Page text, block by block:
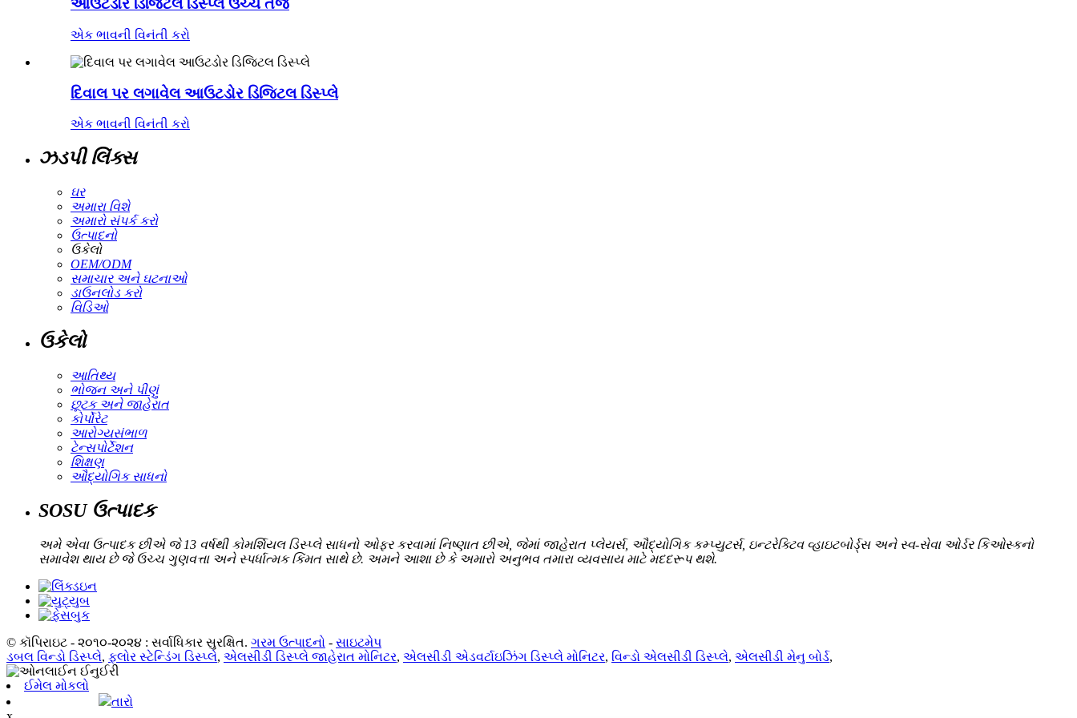
આઉટડોર ડિજિટલ ડિસ્પ્લે ઉચ્ચ તેજ
એક ભાવની વિનંતી કરો
દિવાલ પર લગાવેલ આઉટડોર ડિજિટલ ડિસ્પ્લે
એક ભાવની વિનંતી કરો
ઝડપી લિંક્સ
ઘર
અમારા વિશે
અમારો સંપર્ક કરો
ઉત્પાદનો
ઉકેલો
OEM/ODM
સમાચાર અને ઘટનાઓ
ડાઉનલોડ કરો
વિડિઓ
ઉકેલો
આતિથ્ય
ભોજન અને પીણું
છૂટક અને જાહેરાત
કોર્પોરેટ
આરોગ્યસંભાળ
ટેન્સપોર્ટેશન
શિક્ષણ
ઔદ્યોગિક સાધનો
SOSU ઉત્પાદક
અમે એવા ઉત્પાદક છીએ જે 13 વર્ષથી કોમર્શિયલ ડિસ્પ્લે સાધનો ઓફર કરવામાં નિષ્ણાત છીએ, જેમાં જાહેરાત પ્લેયર્સ, ઔદ્યોગિક કમ્પ્યુટર્સ, ઇન્ટરેક્ટિવ વ્હાઇટબોર્ડ્સ અને સ્વ-સેવા ઓર્ડર કિઓસ્કનો
સમાવેશ થાય છે જે ઉચ્ચ ગુણવત્તા અને સ્પર્ધાત્મક કિંમત સાથે છે. અમને આશા છે કે અમારો અનુભવ તમારા વ્યવસાય માટે મદદરૂપ થશે.
© કૉપિરાઇટ - ૨૦૧૦-૨૦૨૪ : સર્વાધિકાર સુરક્ષિત. ગરમ ઉત્પાદનો - સાઇટમેપ
ડબલ વિન્ડો ડિસ્પ્લે, ફ્લોર સ્ટેન્ડિંગ ડિસ્પ્લે, એલસીડી ડિસ્પ્લે જાહેરાત મોનિટર, એલસીડી એડવર્ટાઇઝિંગ ડિસ્પ્લે મોનિટર, વિન્ડો એલસીડી ડિસ્પ્લે, એલસીડી મેનુ બોર્ડ,
ઈમેલ મોકલો
તારો